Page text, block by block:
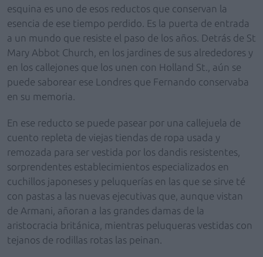
esquina es uno de esos reductos que conservan la
esencia de ese tiempo perdido. Es la puerta de entrada
a un mundo que resiste el paso de los años. Detrás de St
Mary Abbot Church, en los jardines de sus alrededores y
en los callejones que los unen con Holland St., aún se
puede saborear ese Londres que Fernando conservaba
en su memoria.
En ese reducto se puede pasear por una callejuela de
cuento repleta de viejas tiendas de ropa usada y
remozada para ser vestida por los dandis resistentes,
sorprendentes establecimientos especializados en
cuchillos japoneses y peluquerías en las que se sirve té
con pastas a las nuevas ejecutivas que, aunque vistan
de Armani, añoran a las grandes damas de la
aristocracia británica, mientras peluqueras vestidas con
tejanos de rodillas rotas las peinan.